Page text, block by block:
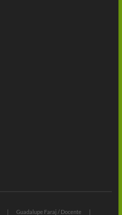
Guadalupe Faraj / Docente